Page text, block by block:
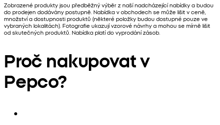
Zobrazené produkty jsou předběžný výběr z naší nadcházející nabídky a budou
do prodejen dodávány postupně. Nabídka v obchodech se může lišit v ceně,
množství a dostupnosti produktů (některé položky budou dostupné pouze ve
vybraných lokalitách). Fotografie ukazují vzorové návrhy a mohou se mírně lišit
od skutečných produktů. Nabídka platí do vyprodání zásob.
Proč nakupovat v
Pepco?